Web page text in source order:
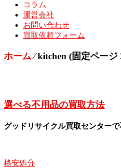
コラム
運営会社
お問い合わせ
買取依頼フォーム
ホーム⁄kitchen (固定ページ
選べる不用品の買取方法
グッドリサイクル買取センター
格安処分